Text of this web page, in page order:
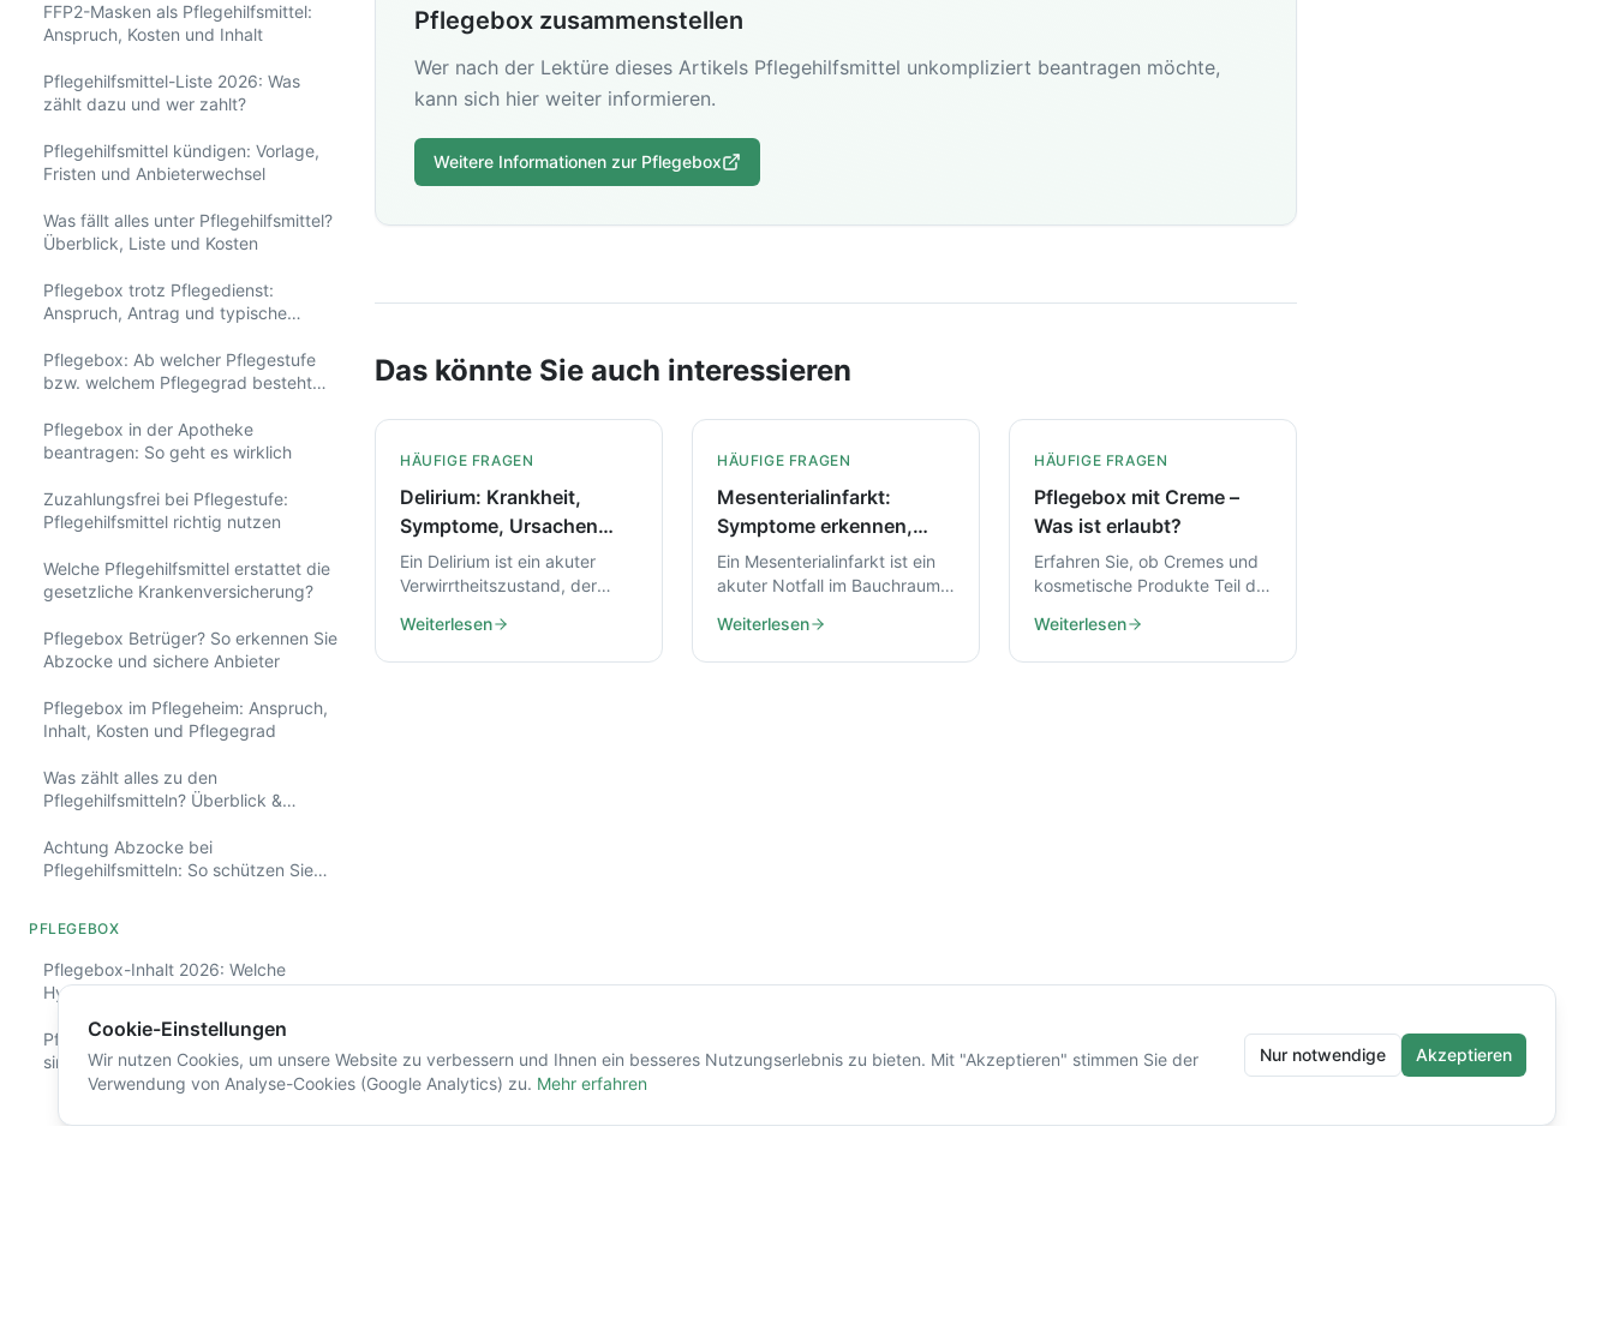
FFP2-Masken als Pflegehilfsmittel:
Anspruch, Kosten und Inhalt
Pflegehilfsmittel-Liste 2026: Was
zählt dazu und wer zahlt?
Pflegehilfsmittel kündigen: Vorlage,
Fristen und Anbieterwechsel
Was fällt alles unter Pflegehilfsmittel?
Überblick, Liste und Kosten
Pflegebox trotz Pflegedienst:
Anspruch, Antrag und typische
Pflegebox: Ab welcher Pflegestufe
bzw. welchem Pflegegrad besteht
Pflegebox in der Apotheke
beantragen: So geht es wirklich
Zuzahlungsfrei bei Pflegestufe:
Pflegehilfsmittel richtig nutzen
Welche Pflegehilfsmittel erstattet die
gesetzliche Krankenversicherung?
Pflegebox Betrüger? So erkennen Sie
Abzocke und sichere Anbieter
Pflegebox im Pflegeheim: Anspruch,
Inhalt, Kosten und Pflegegrad
Was zählt alles zu den
Pflegehilfsmitteln? Überblick &
Achtung Abzocke bei
Pflegehilfsmitteln: So schützen Sie
PFLEGEBOX
Pflegebox-Inhalt 2026: Welche
Hygieneartikel sinnvoll sind
Pflegebox mit Creme und Duschgel:
sinnvoller Inhalt und Auswahlhilfe
Inhalt, Auswahl und Kosten
Pflegebox zusammenstellen
Wer nach der Lektüre dieses Artikels Pflegehilfsmittel unkompliziert beantragen möchte,
kann sich hier weiter informieren.
Weitere Informationen zur Pflegebox
Das könnte Sie auch interessieren
HÄUFIGE FRAGEN
Delirium: Krankheit,
Symptome, Ursachen
und Hilfe in der Pflege
Ein Delirium ist ein akuter
Verwirrtheitszustand, der
kann. Hier erfahren Sie, wie
Sie Symptome erkennen,
Weiterlesen
HÄUFIGE FRAGEN
Mesenterialinfarkt:
Symptome erkennen,
Ursachen verstehen,
richtig handeln
Ein Mesenterialinfarkt ist ein
akuter Notfall im Bauchraum.
Symptome typisch sind,
welche Ursachen
Weiterlesen
HÄUFIGE FRAGEN
Pflegebox mit Creme –
Was ist erlaubt?
Erfahren Sie, ob Cremes und
kosmetische Produkte Teil der
Produkte erstattungsfähig
sind.
Weiterlesen
Cookie-Einstellungen
Wir nutzen Cookies, um unsere Website zu verbessern und Ihnen ein besseres Nutzungserlebnis zu bieten. Mit "Akzeptieren" stimmen Sie der
Verwendung von Analyse-Cookies (Google Analytics) zu. Mehr erfahren
Nur notwendige Akzeptieren